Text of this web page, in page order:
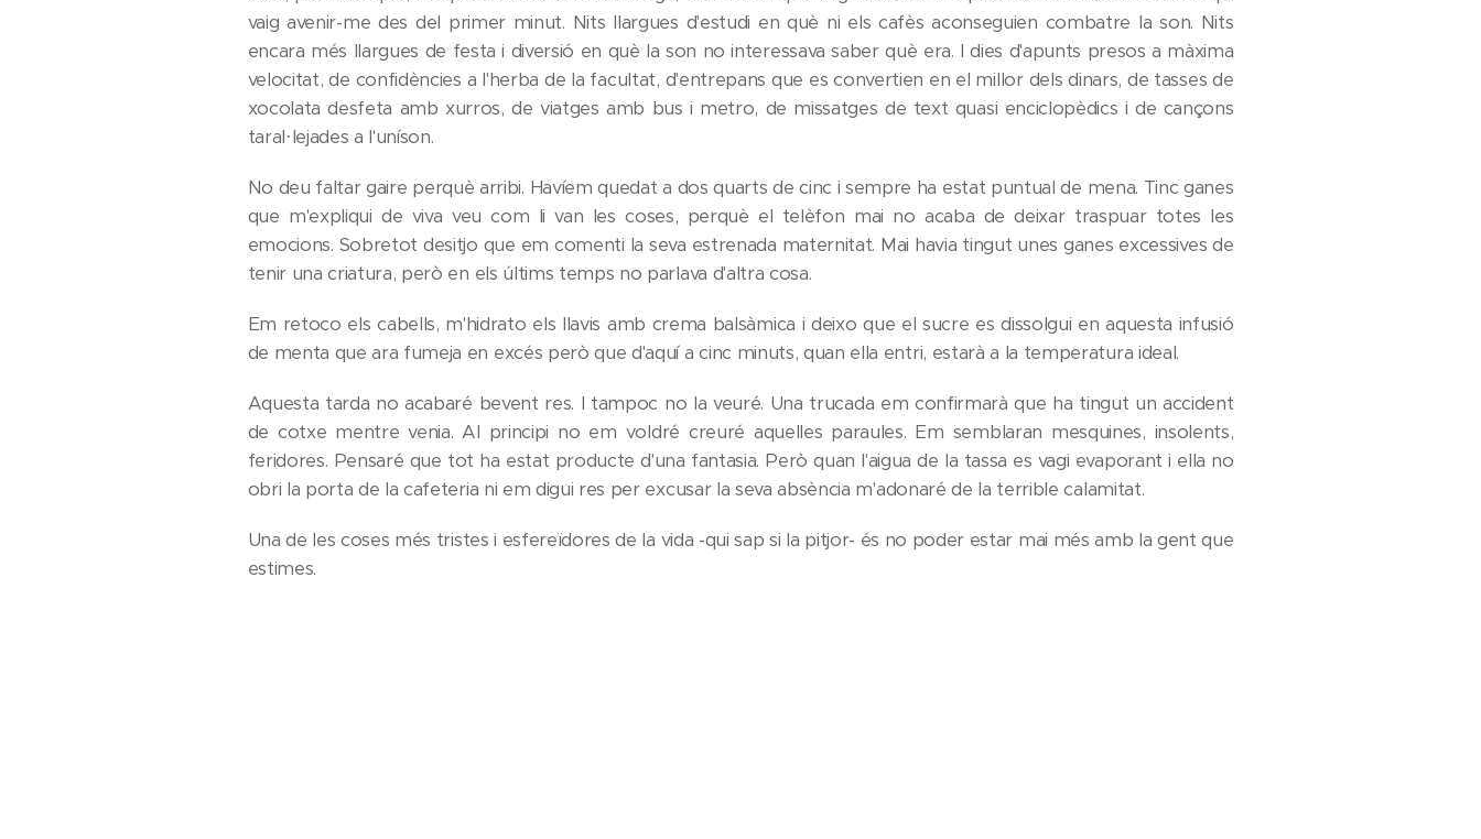
vaig avenir-me des del primer minut. Nits llargues d'estudi en què ni els cafès aconseguien combatre la son. Nits
encara més llargues de festa i diversió en què la son no interessava saber què era. I dies d'apunts presos a màxima
velocitat, de confidències a l'herba de la facultat, d'entrepans que es convertien en el millor dels dinars, de tasses de
xocolata desfeta amb xurros, de viatges amb bus i metro, de missatges de text quasi enciclopèdics i de cançons
taral·lejades a l'uníson.
No deu faltar gaire perquè arribi. Havíem quedat a dos quarts de cinc i sempre ha estat puntual de mena. Tinc ganes
que m'expliqui de viva veu com li van les coses, perquè el telèfon mai no acaba de deixar traspuar totes les
emocions. Sobretot desitjo que em comenti la seva estrenada maternitat. Mai havia tingut unes ganes excessives de
tenir una criatura, però en els últims temps no parlava d'altra cosa.
Em retoco els cabells, m'hidrato els llavis amb crema balsàmica i deixo que el sucre es dissolgui en aquesta infusió
de menta que ara fumeja en excés però que d'aquí a cinc minuts, quan ella entri, estarà a la temperatura ideal.
Aquesta tarda no acabaré bevent res. I tampoc no la veuré. Una trucada em confirmarà que ha tingut un accident
de cotxe mentre venia. Al principi no em voldré creuré aquelles paraules. Em semblaran mesquines, insolents,
feridores. Pensaré que tot ha estat producte d'una fantasia. Però quan l'aigua de la tassa es vagi evaporant i ella no
obri la porta de la cafeteria ni em digui res per excusar la seva absència m'adonaré de la terrible calamitat.
Una de les coses més tristes i esfereïdores de la vida -qui sap si la pitjor- és no poder estar mai més amb la gent que
estimes.